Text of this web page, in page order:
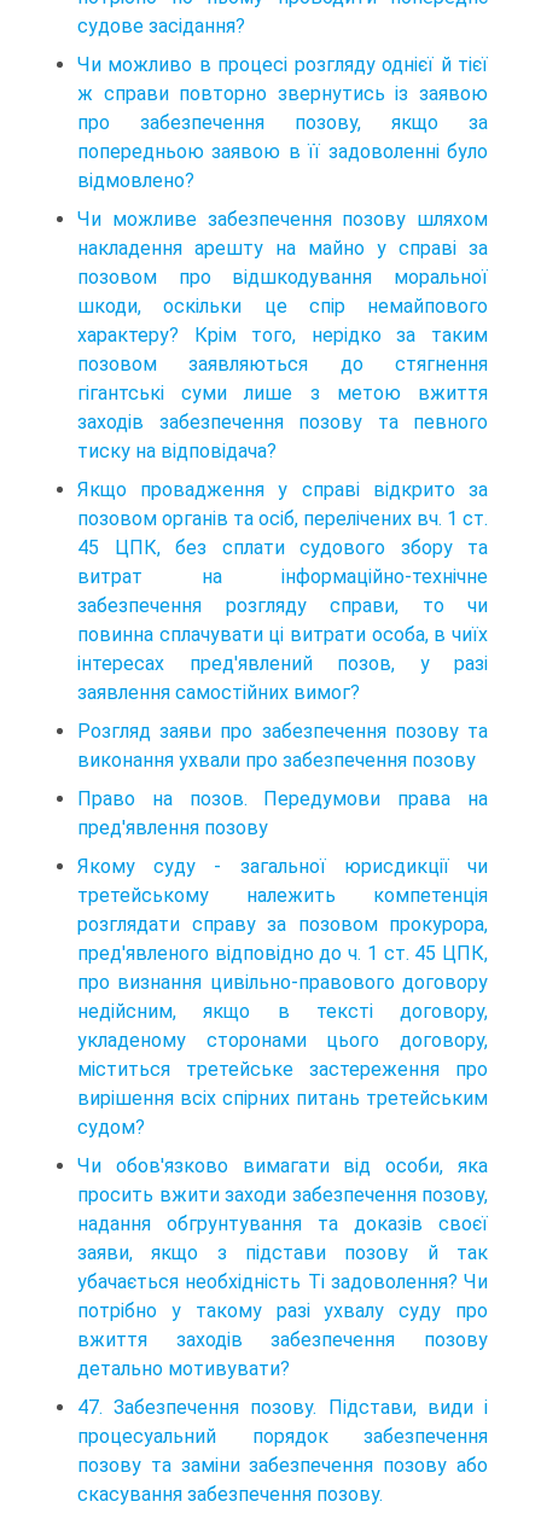
судове засідання?
Чи можливо в процесі розгляду однієї й тієї
ж справи повторно звернутись із заявою
про забезпечення позову, якщо за
попередньою заявою в її задоволенні було
відмовлено?
Чи можливе забезпечення позову шляхом
накладення арешту на майно у справі за
позовом про відшкодування моральної
шкоди, оскільки це спір немайпового
характеру? Крім того, нерідко за таким
позовом заявляються до стягнення
гігантські суми лише з метою вжиття
заходів забезпечення позову та певного
тиску на відповідача?
Якщо провадження у справі відкрито за
позовом органів та осіб, перелічених вч. 1 ст.
45 ЦПК, без сплати судового збору та
витрат на інформаційно-технічне
забезпечення розгляду справи, то чи
повинна сплачувати ці витрати особа, в чиїх
інтересах пред'явлений позов, у разі
заявлення самостійних вимог?
Розгляд заяви про забезпечення позову та
виконання ухвали про забезпечення позову
Право на позов. Передумови права на
пред'явлення позову
Якому суду - загальної юрисдикції чи
третейському належить компетенція
розглядати справу за позовом прокурора,
пред'явленого відповідно до ч. 1 ст. 45 ЦПК,
про визнання цивільно-правового договору
недійсним, якщо в тексті договору,
укладеному сторонами цього договору,
міститься третейське застереження про
вирішення всіх спірних питань третейським
судом?
Чи обов'язково вимагати від особи, яка
просить вжити заходи забезпечення позову,
надання обгрунтування та доказів своєї
заяви, якщо з підстави позову й так
убачається необхідність Ті задоволення? Чи
потрібно у такому разі ухвалу суду про
вжиття заходів забезпечення позову
детально мотивувати?
47. Забезпечення позову. Підстави, види і
процесуальний порядок забезпечення
позову та заміни забезпечення позову або
скасування забезпечення позову.